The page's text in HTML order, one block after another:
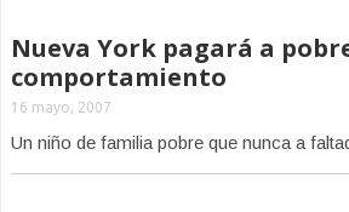
Nueva York pagará a
comportamiento
16 mayo, 2007
Un niño de familia pobre que nunca a